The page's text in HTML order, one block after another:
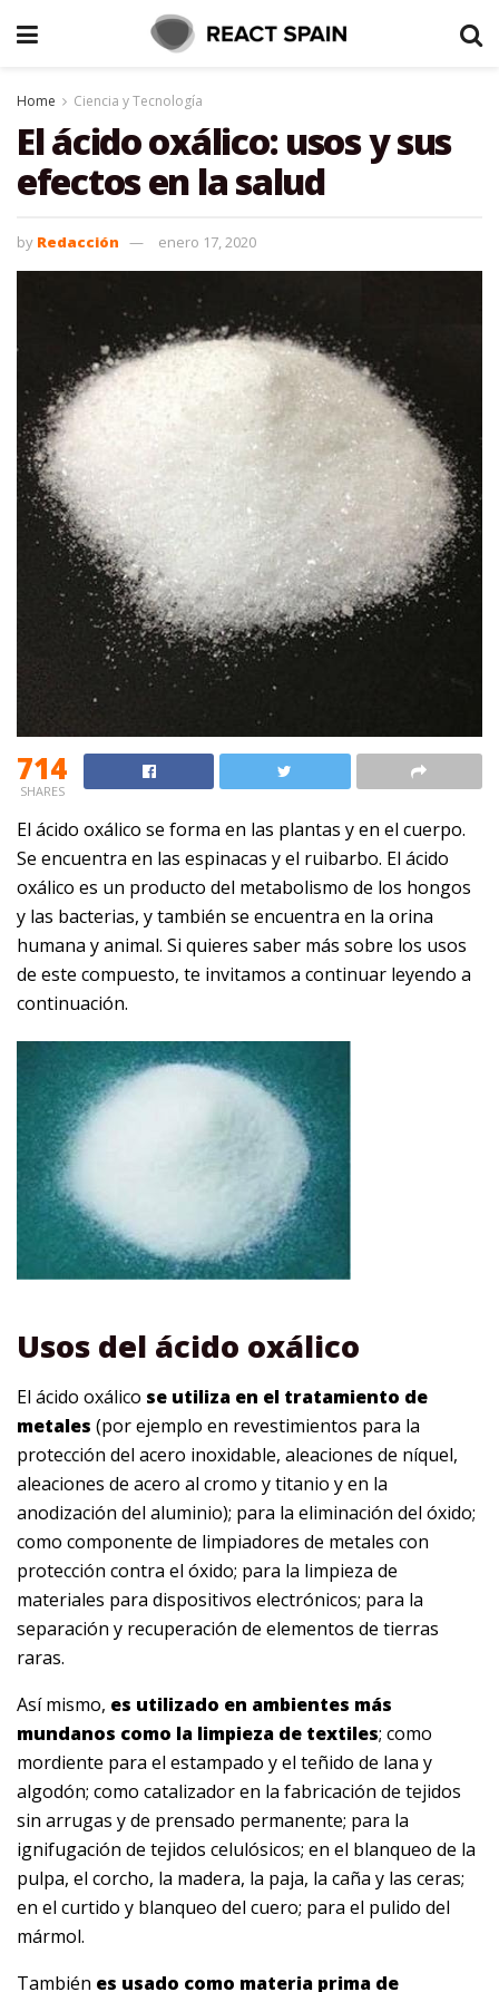
Home Ciencia y Tecnología
El ácido oxálico: usos y sus
efectos en la salud
by Redacción enero 17, 2020
714
SHARES
El ácido oxálico se forma en las plantas y en el cuerpo.
Se encuentra en las espinacas y el ruibarbo. El ácido
oxálico es un producto del metabolismo de los hongos
y las bacterias, y también se encuentra en la orina
humana y animal. Si quieres saber más sobre los usos
de este compuesto, te invitamos a continuar leyendo a
continuación.
Usos del ácido oxálico
El ácido oxálico se utiliza en el tratamiento de
metales (por ejemplo en revestimientos para la
protección del acero inoxidable, aleaciones de níquel,
aleaciones de acero al cromo y titanio y en la
anodización del aluminio); para la eliminación del óxido;
como componente de limpiadores de metales con
protección contra el óxido; para la limpieza de
materiales para dispositivos electrónicos; para la
separación y recuperación de elementos de tierras
raras.
Así mismo, es utilizado en ambientes más
mundanos como la limpieza de textiles; como
mordiente para el estampado y el teñido de lana y
algodón; como catalizador en la fabricación de tejidos
sin arrugas y de prensado permanente; para la
ignifugación de tejidos celulósicos; en el blanqueo de la
pulpa, el corcho, la madera, la paja, la caña y las ceras;
en el curtido y blanqueo del cuero; para el pulido del
mármol.
También es usado como materia prima de